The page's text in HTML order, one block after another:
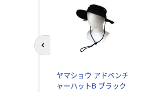
ヤマショウ アドベンチ
ャーハットB ブラック
前のスライドへ